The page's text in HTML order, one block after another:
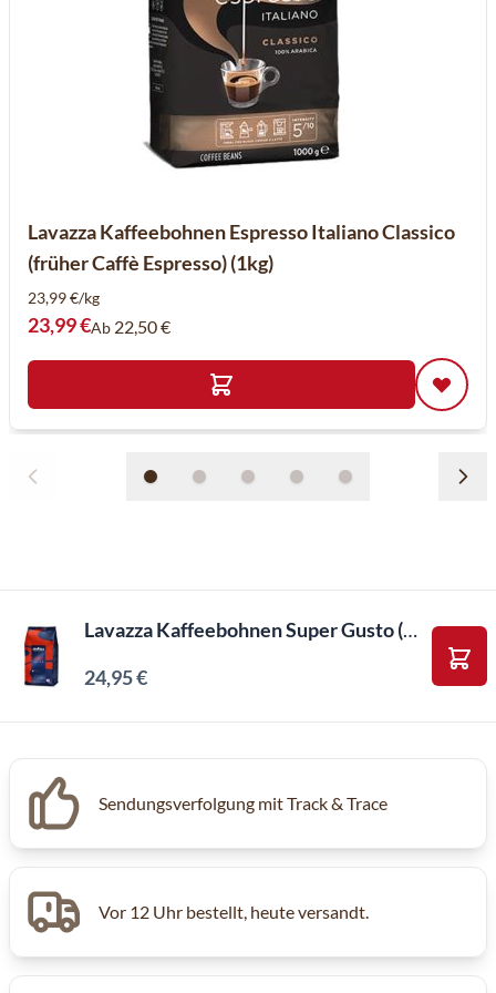
Lavazza Kaffeebohnen Espresso Italiano Classico
(früher Caffè Espresso) (1kg)
23,99 €/kg
23,99 €Ab 22,50 €
Lavazza Kaffeebohnen Super Gusto (1kg)
24,95 €
In
Sendungsverfolgung mit Track & Trace
Vor 12 Uhr bestellt, heute versandt.